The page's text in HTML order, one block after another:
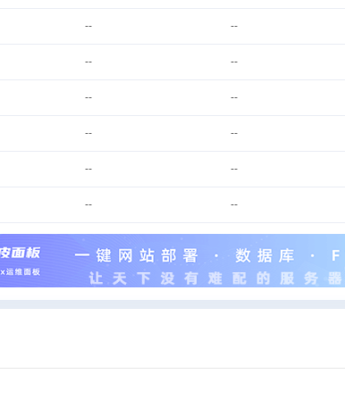
-- --
-- --
-- --
-- --
-- --
-- --